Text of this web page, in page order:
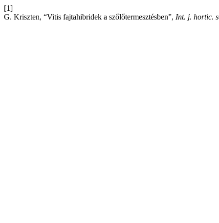
[1]
G. Kriszten, “Vitis fajtahibridek a szőlőtermesztésben”, Int. j. hortic.